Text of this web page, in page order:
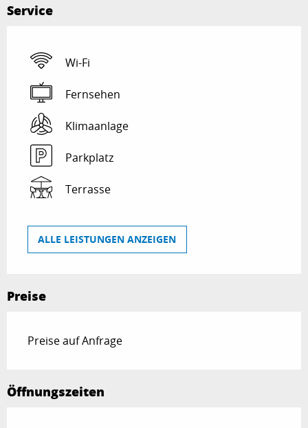
Service
Wi-Fi
Fernsehen
Klimaanlage
Parkplatz
Terrasse
ALLE LEISTUNGEN ANZEIGEN
Preise
Preise auf Anfrage
Öffnungszeiten